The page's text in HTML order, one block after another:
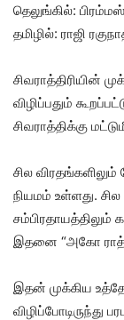
தெலுங்கில்:
தமிழில்: ராஜி
சிவராத்திரியின்
விழிப்பதும்
சிவராத்திக்கு
சில
நியமம் உள்ளது.
சம்பிரதாயத்திலும்
இதனை “அகோ
இதன் முக்கிய
விழிப்போடிருந்து